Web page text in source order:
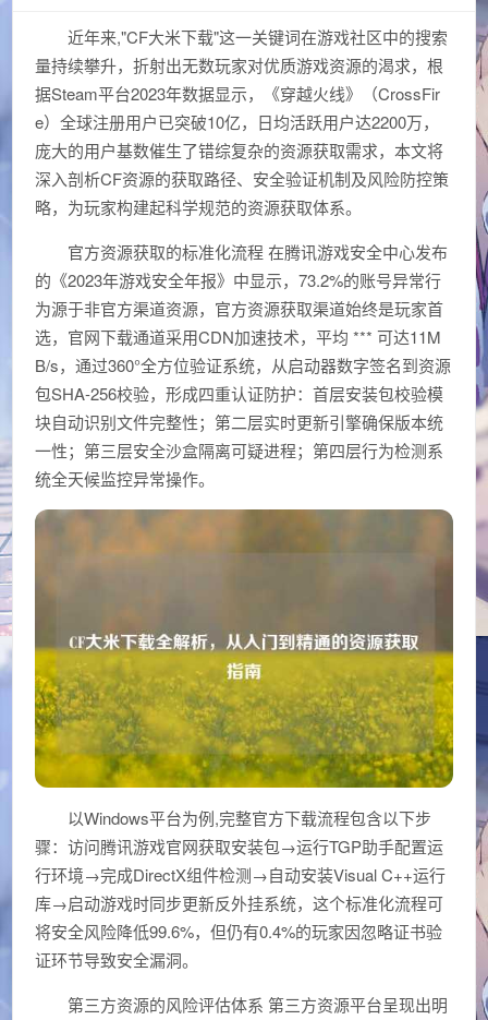
近年来,"CF大米下载"这一关键词在游戏社区中的搜索
量持续攀升，折射出无数玩家对优质游戏资源的渴求，根
据Steam平台2023年数据显示，《穿越火线》（CrossFir
e）全球注册用户已突破10亿，日均活跃用户达2200万，
庞大的用户基数催生了错综复杂的资源获取需求，本文将
深入剖析CF资源的获取路径、安全验证机制及风险防控策
略，为玩家构建起科学规范的资源获取体系。
官方资源获取的标准化流程 在腾讯游戏安全中心发布
的《2023年游戏安全年报》中显示，73.2%的账号异常行
为源于非官方渠道资源，官方资源获取渠道始终是玩家首
选，官网下载通道采用CDN加速技术，平均 *** 可达11M
B/s，通过360°全方位验证系统，从启动器数字签名到资源
包SHA-256校验，形成四重认证防护：首层安装包校验模
块自动识别文件完整性；第二层实时更新引擎确保版本统
一性；第三层安全沙盒隔离可疑进程；第四层行为检测系
统全天候监控异常操作。
以Windows平台为例,完整官方下载流程包含以下步
骤：访问腾讯游戏官网获取安装包→运行TGP助手配置运
行环境→完成DirectX组件检测→自动安装Visual C++运行
库→启动游戏时同步更新反外挂系统，这个标准化流程可
将安全风险降低99.6%，但仍有0.4%的玩家因忽略证书验
证环节导致安全漏洞。
第三方资源的风险评估体系 第三方资源平台呈现出明